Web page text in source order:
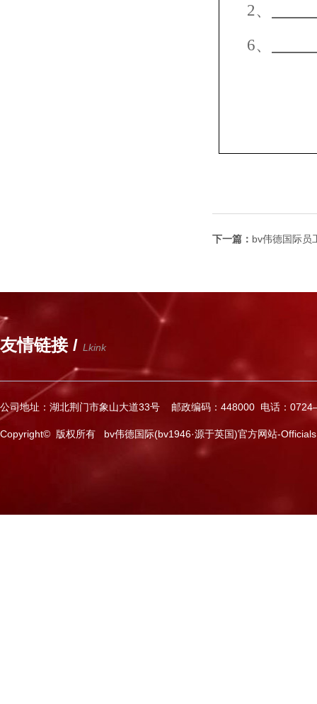
2、
6、
下一篇： bv伟德国际员
友情链接 / Lkink
公司地址：湖北荆门市象山大道33号 邮政编码：448000 电话：
Copyright© 版权所有 bv伟德国际(bv1946·源于英国)官方网站-